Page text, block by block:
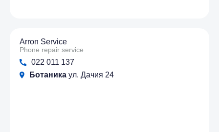
Arron Service
Phone repair service
022 011 137
Ботаника ул. Дачия 24